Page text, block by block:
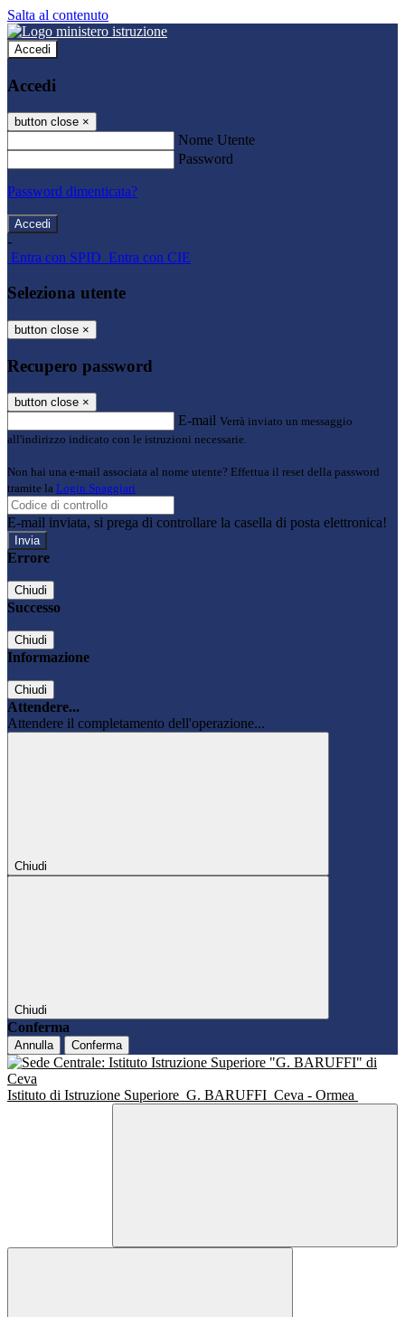
Salta al contenuto
Accedi
Accedi
button close ×
Nome Utente
Password
Password dimenticata?
-
Entra con SPID Entra con CIE
Seleziona utente
button close ×
Recupero password
button close ×
E-mail Verrà inviato un messaggio
all'indirizzo indicato con le istruzioni necessarie.
Non hai una e-mail associata al nome utente? Effettua il reset della password
tramite la Login Spaggiari
E-mail inviata, si prega di controllare la casella di posta elettronica!
Errore
Chiudi
Successo
Chiudi
Informazione
Chiudi
Attendere...
Attendere il completamento dell'operazione...
Chiudi
Chiudi
Conferma
Annulla Conferma
Istituto di Istruzione Superiore G. BARUFFI Ceva - Ormea